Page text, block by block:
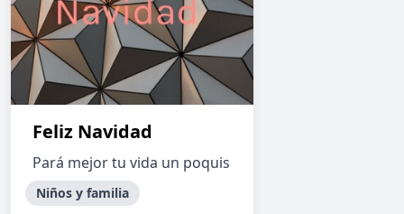
Feliz Navidad
Pará mejor tu vida un poquis
Niños y familia